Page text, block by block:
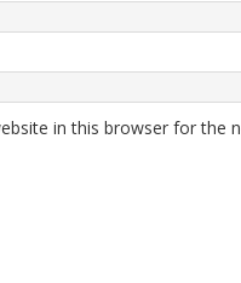
in this browser for the